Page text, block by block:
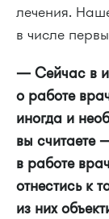
лечения.
в числе
— Сейчас в
о работе
иногда и
вы считаете
в работе
отнестись к
из них